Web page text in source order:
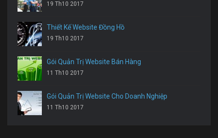
19 Th10 2017
Thiết Kế Website Đồng Hồ
19 Th10 2017
Gói Quản Trị Website Bán Hàng
11 Th10 2017
Gói Quản Trị Website Cho Doanh Nghiệp
11 Th10 2017